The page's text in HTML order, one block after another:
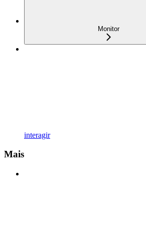
Monitor
interagir
Mais